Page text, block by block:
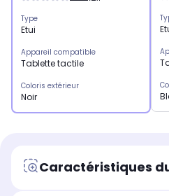
Type
Etui
Appareil compatible
Tablette tactile
Coloris extérieur
Noir
Caractéristiques